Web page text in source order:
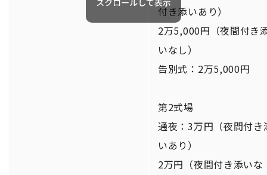
付き添いあり）
2万5,000円（夜間付き
いなし）
告別式：2万5,000円
第2式場
通夜：3万円（夜間付き
いあり）
2万円（夜間付き添いな